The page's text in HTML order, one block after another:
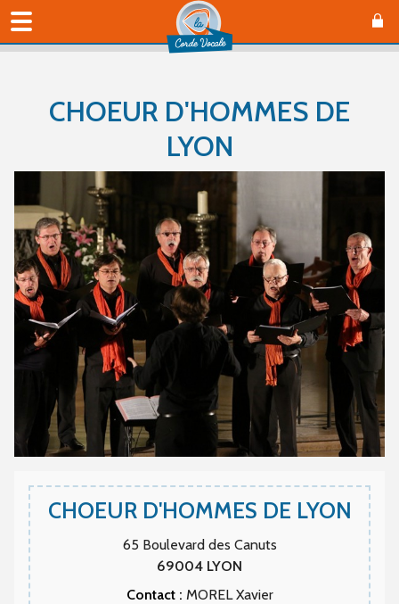
CHOEUR D'HOMMES DE
LYON
CHOEUR D'HOMMES DE LYON
65 Boulevard des Canuts
69004 LYON
Contact : MOREL Xavier